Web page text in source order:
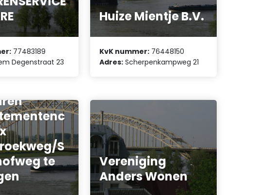
77483189
Degenstraat 23
Huize Mientje B.V.
KvK nummer: 76448150
Adres: Scherpenkampweg 21
S
te
Vereniging
Anders Wonen